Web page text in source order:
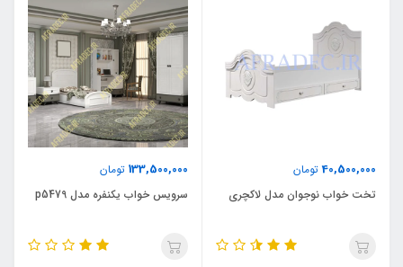
40,500,000تومان
تخت خواب نوجوان مدل لاکچری
133,500,000 تومان
سرویس خواب یکنفره مدل p5479